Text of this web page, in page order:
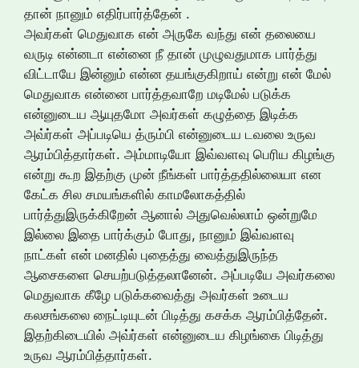
தான் நானும் எதிர்பார்த்தேன் .
அவர்கள் மெதுவாக என் அருகே வந்து என் தலையை
வருடி என்னடா என்னை நீ தான் முழுவதுமாக பார்த்து
விட்டாயே இன்னும் என்ன தயங்குகிறாய் என்று என் மேல்
மெதுவாக என்னை பார்த்தவாறே மடிமேல் படுக்க
என்னுடைய ஆயுதமோ அவர்கள் கழுத்தை இடிக்க
அவ்ர்கள் அப்படியெ த்ரும்பி என்னுடைய டவலை உருவ
ஆரம்பித்தார்கள். அம்மாடியோ இவ்வளவு பெரிய கிழங்கு
என்று கூற இதற்கு முன் நீங்கள் பார்த்ததில்லையா என
கேட்க சில சமயங்களில் காமலோகத்தில்
பார்த்துஇருக்கிறேன் ஆனால் அதுவெல்லாம் ஒன்றுமே
இல்லை இதை பார்க்கும் போது, நானும் இவ்வளவு
நாட்கள் என் மனதில் புதைத்து வைத்துஇருந்த
ஆசைகளை செயற்படுத்தலானேன். அப்படியே அவர்கலை
மெதுவாக கீழே படுக்கவைத்து அவர்கள் உடைய
கலசங்கலை நைட்டியுடன் பிடித்து கசக்க ஆரம்பித்தேன்.
இதற்கிடையில் அவ்ர்கள் என்னுடைய கிழங்கை பிடித்து
உருவ ஆரம்பித்தார்கள்.